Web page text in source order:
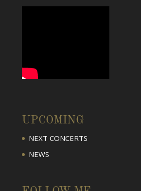
UPCOMING
NEXT CONCERTS
NEWS